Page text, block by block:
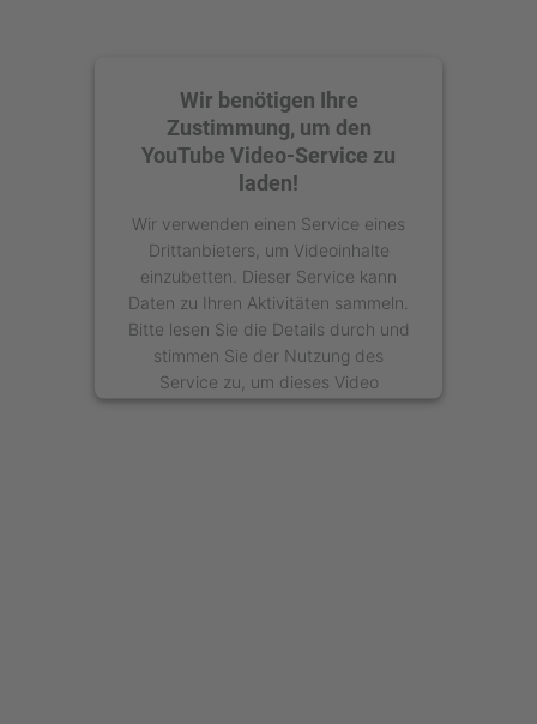
Wir benötigen Ihre
Zustimmung, um den
YouTube Video-Service zu
laden!
Wir verwenden einen Service eines
Drittanbieters, um Videoinhalte
einzubetten. Dieser Service kann
Daten zu Ihren Aktivitäten sammeln.
Bitte lesen Sie die Details durch und
stimmen Sie der Nutzung des
Service zu, um dieses Video
anzusehen.